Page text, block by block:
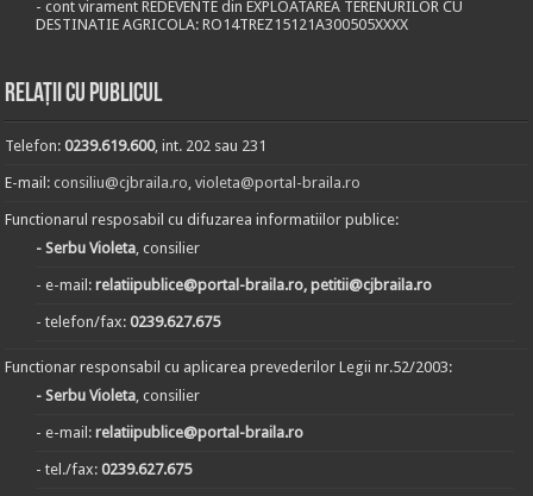
- cont virament REDEVENTE din EXPLOATAREA TERENURILOR CU
DESTINATIE AGRICOLA: RO14TREZ15121A300505XXXX
Relații cu publicul
Telefon:0239.619.600, int. 202 sau 231
E-mail:consiliu@cjbraila.ro,violeta@portal-braila.ro
Functionarul resposabil cu difuzarea informatiilor publice:
- Serbu Violeta, consilier
- e-mail:relatiipublice@portal-braila.ro, petitii@cjbraila.ro
- telefon/fax:0239.627.675
Functionar responsabil cu aplicarea prevederilor Legii nr.52/2003:
- Serbu Violeta, consilier
- e-mail:relatiipublice@portal-braila.ro
- tel./fax:0239.627.675